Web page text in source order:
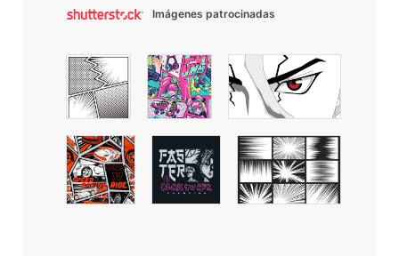
Imágenes patrocinadas